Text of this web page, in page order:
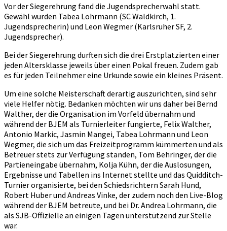
Vor der Siegerehrung fand die Jugendsprecherwahl statt.
Gewähl wurden Tabea Lohrmann (SC Waldkirch, 1.
Jugendsprecherin) und Leon Wegmer (Karlsruher SF, 2.
Jugendsprecher).
Bei der Siegerehrung durften sich die drei Erstplatzierten einer
jeden Altersklasse jeweils über einen Pokal freuen. Zudem gab
es für jeden Teilnehmer eine Urkunde sowie ein kleines Präsent.
Um eine solche Meisterschaft derartig auszurichten, sind sehr
viele Helfer nötig. Bedanken möchten wir uns daher bei Bernd
Walther, der die Organisation im Vorfeld übernahm und
während der BJEM als Turnierleiter fungierte, Felix Walther,
Antonio Markic, Jasmin Mangei, Tabea Lohrmann und Leon
Wegmer, die sich um das Freizeitprogramm kümmerten und als
Betreuer stets zur Verfügung standen, Tom Behringer, der die
Partieneingabe übernahm, Kolja Kühn, der die Auslosungen,
Ergebnisse und Tabellen ins Internet stellte und das Quidditch-
Turnier organisierte, bei den Schiedsrichtern Sarah Hund,
Robert Huber und Andreas Vinke, der zudem noch den Live-Blog
während der BJEM betreute, und bei Dr. Andrea Lohrmann, die
als SJB-Offizielle an einigen Tagen unterstützend zur Stelle
war.